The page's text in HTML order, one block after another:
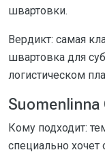
швартовки.
Вердикт: самая
швартовка для
логистическом
Suomenlinna
Кому подходит:
специально хочет